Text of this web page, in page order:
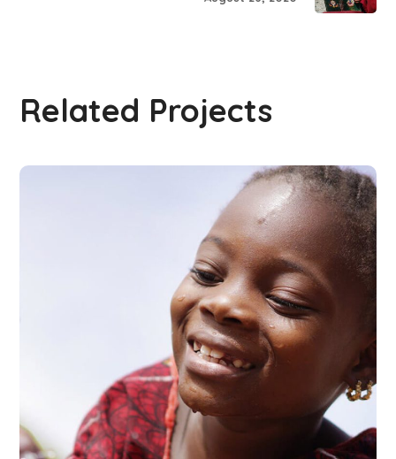
Related Projects
Clean Water